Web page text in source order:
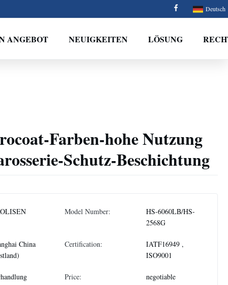
Deutsch
ANGEBOT NEUIGKEITEN LÖSUNG
Farben-hohe Nutzung
Schutz-Beschichtung
Model Number:
HS-6060LB/HS-
2568G
China
Certification:
IATF16949 ,
ISO9001
Price: negotiable